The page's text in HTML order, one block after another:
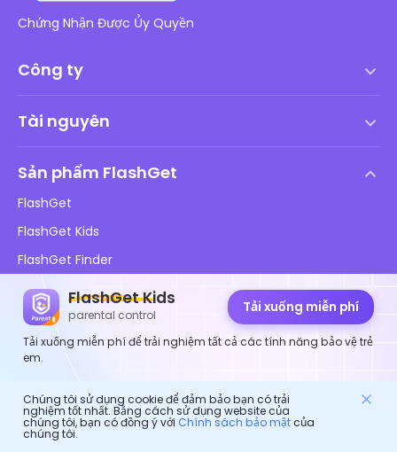
FlashGet Kids
parental control
Tải xuống miễn phí
Tải xuống miễn phí để trải nghiệm tất cả các tính năng bảo vệ trẻ
em.
Chứng Nhận Được Ủy Quyền
Công ty
Chính sách DMCA
Chính sách bảo mật
Chính sách Quảng cáo
Không bán thông tin của tôi
Tài nguyên
Blog
An toàn Online cho trẻ em
Tải xuống
Sản phẩm FlashGet
FlashGet
FlashGet Kids
FlashGet Finder
FlashGet Cast
Theo dõi chúng tôi
Chúng tôi sử dụng cookie để đảm bảo bạn có trải
nghiệm tốt nhất. Bằng cách sử dụng website của
chúng tôi, bạn có đồng ý với Chính sách bảo mậtcủa
chúng tôi.